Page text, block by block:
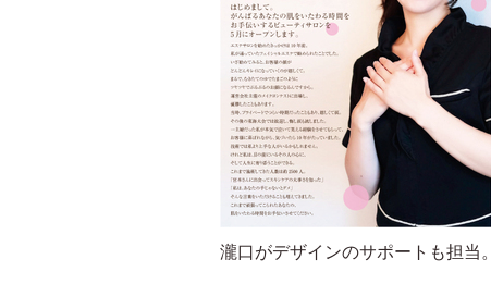
瀧口がデザインのサポートも担当。